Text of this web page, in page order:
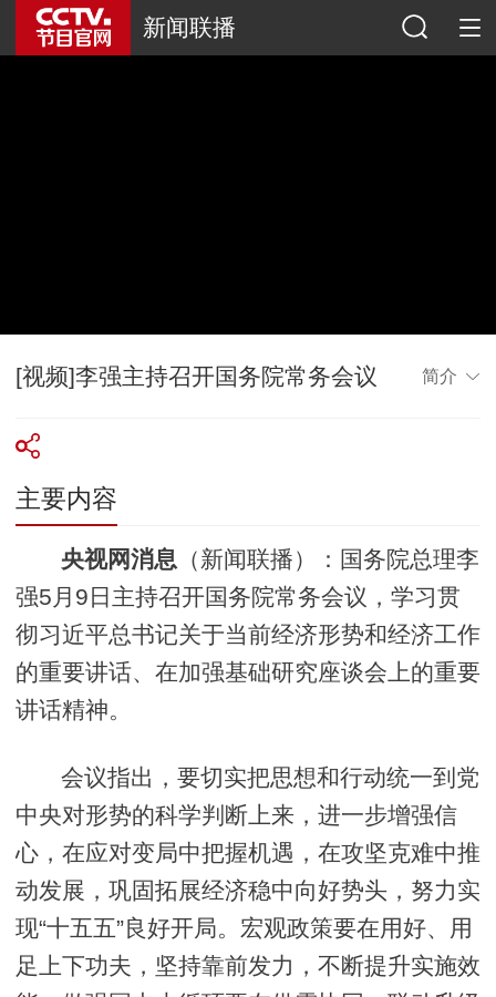
新闻联播
[视频]李强主持召开国务院常务会议 简介
主要内容
央视网消息 （新闻联播）：国务院总理李
强5月9日主持召开国务院常务会议，学习贯
彻习近平总书记关于当前经济形势和经济工作
的重要讲话、在加强基础研究座谈会上的重要
讲话精神。
会议指出，要切实把思想和行动统一到党
中央对形势的科学判断上来，进一步增强信
心，在应对变局中把握机遇，在攻坚克难中推
动发展，巩固拓展经济稳中向好势头，努力实
现“十五五”良好开局。宏观政策要在用好、用
足上下功夫，坚持靠前发力，不断提升实施效